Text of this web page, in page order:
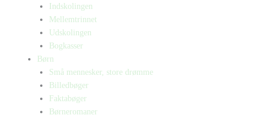
Indskolingen
Mellemtrinnet
Udskolingen
Bogkasser
Børn
Små mennesker, store drømme
Billedbøger
Faktabøger
Børneromaner